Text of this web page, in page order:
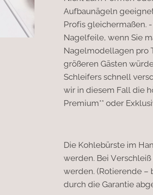
Aufbaunägeln
Profis gleichermaßen.
Nagelfeile, wenn Sie
Nagelmodellagen pro
größeren Gästen
Schleifers schnell
wir in diesem Fall die
Premium** oder
Die Kohlebürste im
werden. Bei
werden. (Rotierende –
durch die Garantie